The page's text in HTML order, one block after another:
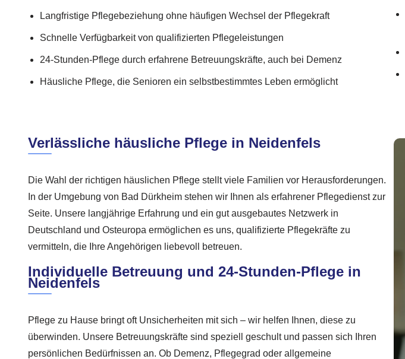
Langfristige Pflegebeziehung ohne häufigen Wechsel der Pflegekraft
Schnelle Verfügbarkeit von qualifizierten Pflegeleistungen
24-Stunden-Pflege durch erfahrene Betreuungskräfte, auch bei Demenz
Häusliche Pflege, die Senioren ein selbstbestimmtes Leben ermöglicht
Verlässliche häusliche Pflege in Neidenfels
Die Wahl der richtigen häuslichen Pflege stellt viele Familien vor Herausforderungen.
In der Umgebung von Bad Dürkheim stehen wir Ihnen als erfahrener Pflegedienst zur
Seite. Unsere langjährige Erfahrung und ein gut ausgebautes Netzwerk in
Deutschland und Osteuropa ermöglichen es uns, qualifizierte Pflegekräfte zu
vermitteln, die Ihre Angehörigen liebevoll betreuen.
Individuelle Betreuung und 24-Stunden-Pflege in
Neidenfels
Pflege zu Hause bringt oft Unsicherheiten mit sich – wir helfen Ihnen, diese zu
überwinden. Unsere Betreuungskräfte sind speziell geschult und passen sich Ihren
persönlichen Bedürfnissen an. Ob Demenz, Pflegegrad oder allgemeine